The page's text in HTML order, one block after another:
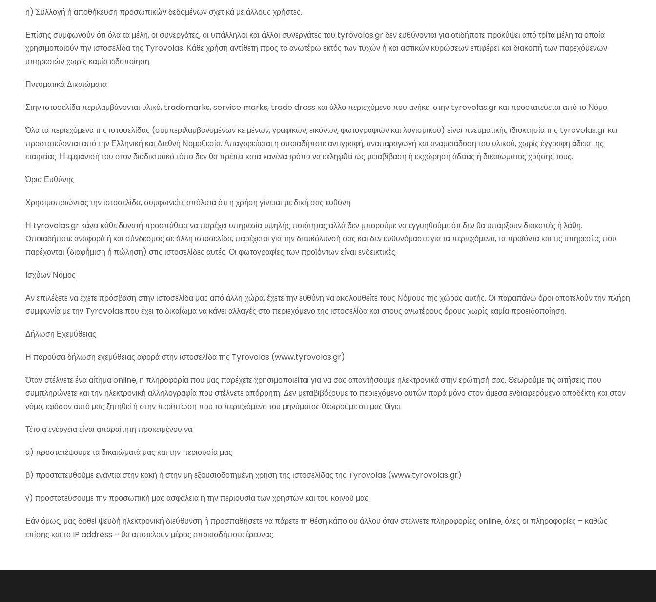
η) Συλλογή ή αποθήκευση προσωπικών δεδομένων σχετικά με άλλους χρήστες.
Επίσης συμφωνούν ότι όλα τα μέλη, οι συνεργάτες, οι υπάλληλοι και άλλοι συνεργάτες του tyrovolas.gr δεν ευθύνονται για οτιδήποτε προκύψει από τρίτα μέλη τα οποία
χρησιμοποιούν την ιστοσελίδα της Tyrovolas. Κάθε χρήση αντίθετη προς τα ανωτέρω εκτός των τυχών ή και αστικών κυρώσεων επιφέρει και διακοπή των παρεχόμενων
υπηρεσιών χωρίς καμία ειδοποίηση.
Πνευματικά Δικαιώματα
Στην ιστοσελίδα περιλαμβάνονται υλικό, trademarks, service marks, trade dress και άλλο περιεχόμενο που ανήκει στην tyrovolas.gr και προστατεύεται από το Νόμο.
Όλα τα περιεχόμενα της ιστοσελίδας (συμπεριλαμβανομένων κειμένων, γραφικών, εικόνων, φωτογραφιών και λογισμικού) είναι πνευματικής ιδιοκτησία της tyrovolas.gr και
προστατεύονται από την Ελληνική και Διεθνή Νομοθεσία. Απαγορεύεται η οποιαδήποτε αντιγραφή, αναπαραγωγή και αναμετάδοση του υλικού, χωρίς έγγραφη άδεια της
εταιρείας. Η εμφάνισή του στον διαδικτυακό τόπο δεν θα πρέπει κατά κανένα τρόπο να εκληφθεί ως μεταβίβαση ή εκχώρηση άδειας ή δικαιώματος χρήσης τους.
Όρια Ευθύνης
Χρησιμοποιώντας την ιστοσελίδα, συμφωνείτε απόλυτα ότι η χρήση γίνεται με δική σας ευθύνη.
Η tyrovolas.gr κάνει κάθε δυνατή προσπάθεια να παρέχει υπηρεσία υψηλής ποιότητας αλλά δεν μπορούμε να εγγυηθούμε ότι δεν θα υπάρξουν διακοπές ή λάθη.
Οποιαδήποτε αναφορά ή και σύνδεσμος σε άλλη ιστοσελίδα, παρέχεται για την διευκόλυνσή σας και δεν ευθυνόμαστε για τα περιεχόμενα, τα προϊόντα και τις υπηρεσίες που
παρέχονται (διαφήμιση ή πώληση) στις ιστοσελίδες αυτές. Οι φωτογραφίες των προϊόντων είναι ενδεικτικές.
Ισχύων Νόμος
Αν επιλέξετε να έχετε πρόσβαση στην ιστοσελίδα μας από άλλη χώρα, έχετε την ευθύνη να ακολουθείτε τους Νόμους της χώρας αυτής. Οι παραπάνω όροι αποτελούν την πλήρη
συμφωνία με την Tyrovolas που έχει το δικαίωμα να κάνει αλλαγές στο περιεχόμενο της ιστοσελίδα και στους ανωτέρους όρους χωρίς καμία προειδοποίηση.
Δήλωση Εχεμύθειας
Η παρούσα δήλωση εχεμύθειας αφορά στην ιστοσελίδα της Tyrovolas (www.tyrovolas.gr)
Όταν στέλνετε ένα αίτημα online, η πληροφορία που μας παρέχετε χρησιμοποιείται για να σας απαντήσουμε ηλεκτρονικά στην ερώτησή σας. Θεωρούμε τις αιτήσεις που
συμπληρώνετε και την ηλεκτρονική αλληλογραφία που στέλνετε απόρρητη. Δεν μεταβιβάζουμε το περιεχόμενο αυτών παρά μόνο στον άμεσα ενδιαφερόμενο αποδέκτη και στον
νόμο, εφόσον αυτό μας ζητηθεί ή στην περίπτωση που το περιεχόμενο του μηνύματος θεωρούμε ότι μας θίγει.
Τέτοια ενέργεια είναι απαραίτητη προκειμένου να:
α) προστατέψουμε τα δικαιώματά μας και την περιουσία μας.
β) προστατευθούμε ενάντια στην κακή ή στην μη εξουσιοδοτημένη χρήση της ιστοσελίδας της Tyrovolas (www.tyrovolas.gr)
γ) προστατεύσουμε την προσωπική μας ασφάλεια ή την περιουσία των χρηστών και του κοινού μας.
Εάν όμως, μας δοθεί ψευδή ηλεκτρονική διεύθυνση ή προσπαθήσετε να πάρετε τη θέση κάποιου άλλου όταν στέλνετε πληροφορίες online, όλες οι πληροφορίες – καθώς
επίσης και το IP address – θα αποτελούν μέρος οποιασδήποτε έρευνας.